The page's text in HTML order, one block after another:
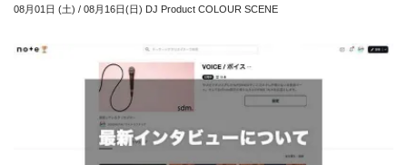
08月01日 (土) / 08月16日(日) DJ Product COLOUR SCENE